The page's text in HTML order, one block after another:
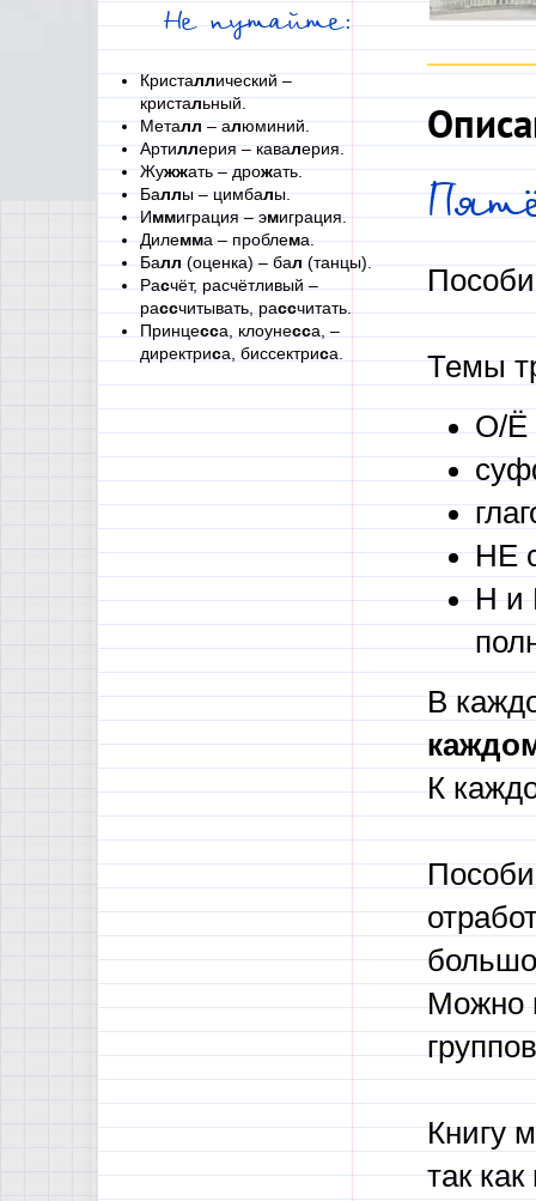
Не путайте:
Кристаллический –
кристальный.
Металл– алюминий.
Артиллерия – кавалерия.
Жужжать – дрожать.
Баллы – цимбалы.
Иммиграция – эмиграция.
Дилемма – проблема.
Балл(оценка) – бал(танцы).
Расчёт, расчётливый –
рассчитывать, рассчитать.
Принцесса, клоунесса, –
директриса, биссектриса.
Темы
О/Ё
НЕ
Н и
В
К
Можно
Книгу
так